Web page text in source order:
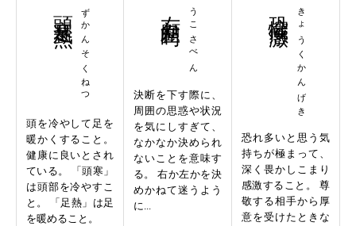
ずかんそくねつ
頭を冷やして足を
暖かくすること。
健康に良いとされ
ている。 「頭寒」
は頭部を冷やすこ
と。 「足熱」は足
を暖めること。
うこさべん
決断を下す際に、
周囲の思惑や状況
を気にしすぎて、
なかなか決められ
ないことを意味す
る。 右か左かを決
めかねて迷うよう
に...
きょうくかんげき
恐れ多いと思う気
持ちが極まって、
深く畏かしこまり
感激すること。 尊
敬する相手から厚
意を受けたときな